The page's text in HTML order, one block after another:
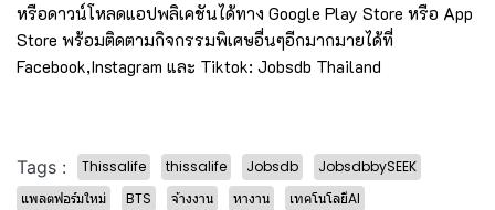
หรือดาวน์โหลดแอปพลิเคชันได้ทาง Google Play Store หรือ App
Store พร้อมติดตามกิจกรรมพิเศษอื่นๆอีกมากมายได้ที่
Facebook,Instagram และ Tiktok: Jobsdb Thailand
Tags : Thissalife thissalife Jobsdb
JobsdbbySEEK
แพลตฟอร์มใหม่
BTS จ้างงาน หางาน เทคโนโลยีAI